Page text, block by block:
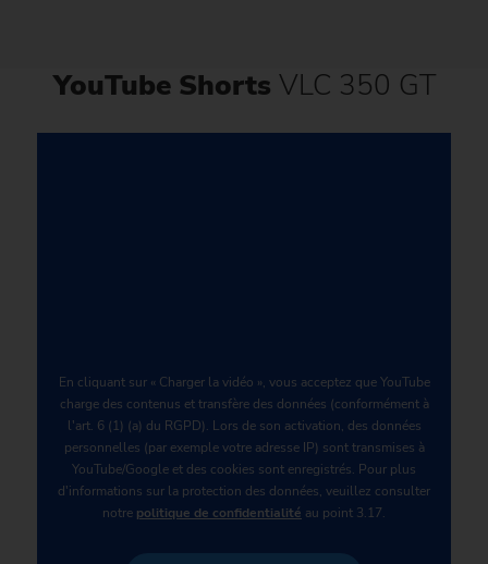
YouTube Shorts VLC 350 GT
En cliquant sur « Charger la vidéo », vous acceptez que YouTube
charge des contenus et transfère des données (conformément à
l'art. 6 (1) (a) du RGPD). Lors de son activation, des données
personnelles (par exemple votre adresse IP) sont transmises à
YouTube/Google et des cookies sont enregistrés. Pour plus
d'informations sur la protection des données, veuillez consulter
notre politique de confidentialité au point 3.17.